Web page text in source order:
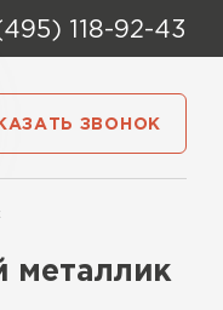
118-92-43
ЗВОНОК
металлик